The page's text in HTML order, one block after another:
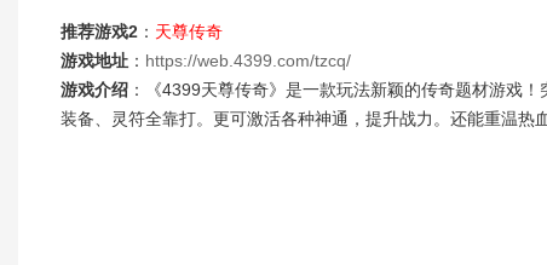
推荐游戏2 ： 天尊传奇
游戏地址 ： https://web.4399.com/tzcq/
游戏介绍 ：《4399天尊传奇》是一款玩法新颖的传奇题材游戏
装备、灵符全靠打。更可激活各种神通，提升战力。还能重温热